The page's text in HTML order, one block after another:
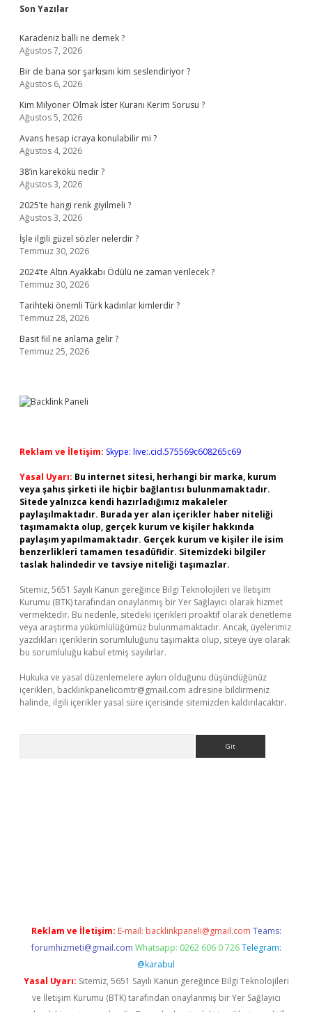
Sidebar
Son Yazılar
Karadeniz balli ne demek ?
Ağustos 7, 2026
Bir de bana sor şarkısını kim seslendiriyor ?
Ağustos 6, 2026
Kim Milyoner Olmak İster Kuranı Kerim Sorusu ?
Ağustos 5, 2026
Avans hesap icraya konulabilir mi ?
Ağustos 4, 2026
38’in karekökü nedir ?
Ağustos 3, 2026
2025’te hangi renk giyilmeli ?
Ağustos 3, 2026
İşle ilgili güzel sözler nelerdir ?
Temmuz 30, 2026
2024’te Altın Ayakkabı Ödülü ne zaman verilecek ?
Temmuz 30, 2026
Tarihteki önemli Türk kadınlar kimlerdir ?
Temmuz 28, 2026
Basit fiil ne anlama gelir ?
Temmuz 25, 2026
Reklam ve İletişim: Skype: live:.cid.575569c608265c69
Yasal Uyarı: Bu internet sitesi, herhangi bir marka, kurum
veya şahıs şirketi ile hiçbir bağlantısı bulunmamaktadır.
Sitede yalnızca kendi hazırladığımız makaleler
paylaşılmaktadır. Burada yer alan içerikler haber niteliği
taşımamakta olup, gerçek kurum ve kişiler hakkında
paylaşım yapılmamaktadır. Gerçek kurum ve kişiler ile isim
benzerlikleri tamamen tesadüfidir. Sitemizdeki bilgiler
taslak halindedir ve tavsiye niteliği taşımazlar.
Sitemiz, 5651 Sayılı Kanun gereğince Bilgi Teknolojileri ve İletişim
Kurumu (BTK) tarafından onaylanmış bir Yer Sağlayıcı olarak hizmet
vermektedir. Bu nedenle, sitedeki içerikleri proaktif olarak denetleme
veya araştırma yükümlülüğümüz bulunmamaktadır. Ancak, üyelerimiz
yazdıkları içeriklerin sorumluluğunu taşımakta olup, siteye üye olarak
bu sorumluluğu kabul etmiş sayılırlar.
Hukuka ve yasal düzenlemelere aykırı olduğunu düşündüğünüz
içerikleri, backlinkpanelicomtr@gmail.com adresine bildirmeniz
halinde, ilgili içerikler yasal süre içerisinde sitemizden kaldırılacaktır.
Reklam ve İletişim: E-mail: backlinkpaneli@gmail.com Teams:
forumhizmeti@gmail.com Whatsapp: 0262 606 0 726 Telegram:
@karabul
Yasal Uyarı: Sitemiz, 5651 Sayılı Kanun gereğince Bilgi Teknolojileri
ve İletişim Kurumu (BTK) tarafından onaylanmış bir Yer Sağlayıcı